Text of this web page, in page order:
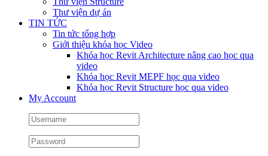
Thư viện dự án
TIN TỨC
Tin tức tổng hợp
Giới thiệu khóa học Video
Khóa học Revit Architecture nâng cao học qua
video
Khóa học Revit MEPF học qua video
Khóa học Revit Structure học qua video
My Account